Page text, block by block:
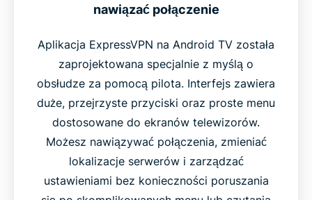
nawiązać połączenie
Aplikacja ExpressVPN na Android TV została
zaprojektowana specjalnie z myślą o
obsłudze za pomocą pilota. Interfejs zawiera
duże, przejrzyste przyciski oraz proste menu
dostosowane do ekranów telewizorów.
Możesz nawiązywać połączenia, zmieniać
lokalizacje serwerów i zarządzać
ustawieniami bez konieczności poruszania